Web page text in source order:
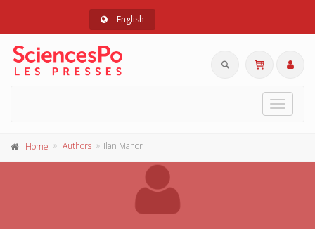
English
Toggle
Home Authors Ilan Manor